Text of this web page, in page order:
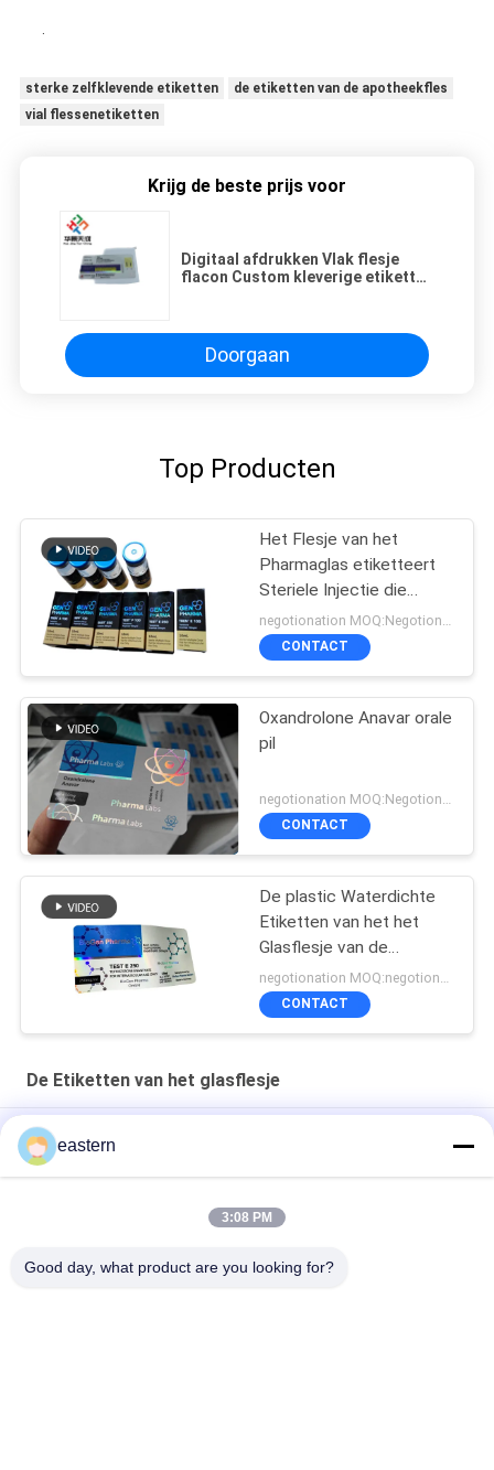
sterke zelfklevende etiketten
de etiketten van de apotheekfles
vial flessenetiketten
Krijg de beste prijs voor
Digitaal afdrukken Vlak flesje
flacon Custom kleverige etiketten
Doorgaan
Top Producten
Het Flesje van het
Pharmaglas etiketteert
Steriele Injectie die
Farmaceutische
Verpakking drukt
CONTACT
Oxandrolone Anavar orale
pil
CONTACT
De plastic Waterdichte
Etiketten van het het
Glasflesje van de
Hologramtest euro 250
CONTACT
De Etiketten van het glasflesje
Somatropin HG 176-191 2mlx10 glazen injectieflacon met
etiketten
tren-acetaatflacon Flaconlabels met volledige set paer-
Laser PET 10 ml test Enanthate glazen flaconlabels
eastern
3:08 PM
Good day, what product are you looking for?